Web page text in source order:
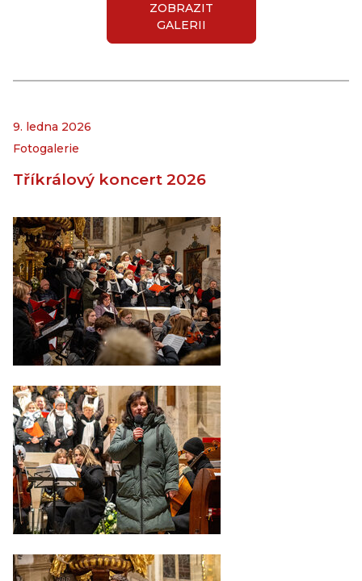
ZOBRAZIT
GALERII
9. ledna 2026
Fotogalerie
Tříkrálový koncert 2026